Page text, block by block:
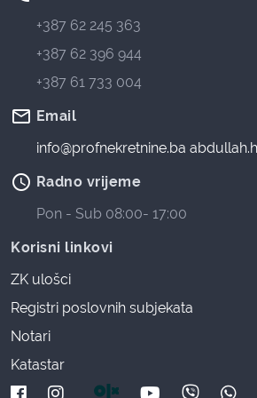
+387 62 245 363
+387 62 396 944
+387 61 733 004
mail_outline Email
info@profnekretnine.ba
access_time Radno vrijeme
Pon - Sub 08:00- 17:00
Korisni linkovi
ZK ulošci
Registri poslovnih subjekata
Notari
Katastar